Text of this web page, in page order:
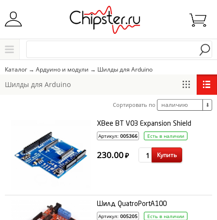
Начните водить название города..
Выбрать
Каталог → Ардуино и модули → Шилды для Arduino
Шилды для Arduino
Сортировать по наличию ⬇
XBee BT V03 Expansion Shield
Артикул: 005366 Есть в наличии
230.00₽ Купить
Шилд QuatroPortA100
Артикул: 005205 Есть в наличии